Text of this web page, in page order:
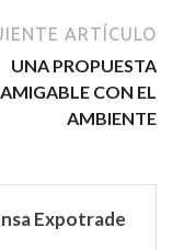
ARTÍCULO
UNA PROPUESTA
AMIGABLE CON EL
AMBIENTE
Expotrade